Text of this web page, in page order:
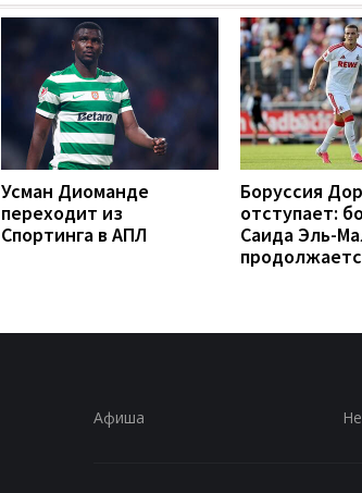
Усман Диоманде
переходит из
Спортинга в АПЛ
Боруссия
отступает:
Саида Эль-
Афиша